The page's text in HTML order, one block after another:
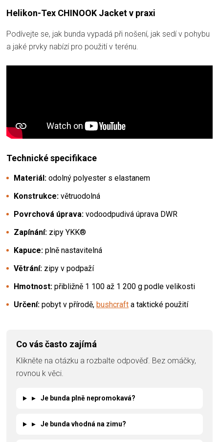
Helikon-Tex CHINOOK Jacket v praxi
Podívejte se, jak bunda vypadá při nošení, jak sedí v pohybu
a jaké prvky nabízí pro použití v terénu.
Technické specifikace
Materiál: odolný polyester s elastanem
Konstrukce: větruodolná
Povrchová úprava: vodoodpudivá úprava DWR
Zapínání: zipy YKK®
Kapuce: plně nastavitelná
Větrání: zipy v podpaží
Hmotnost: přibližně 1 100 až 1 200 g podle velikosti
Určení: pobyt v přírodě, bushcraft a taktické použití
Co vás často zajímá
Klikněte na otázku a rozbalte odpověď. Bez omáčky,
rovnou k věci.
▸ Je bunda plně nepromokavá?
▸ Je bunda vhodná na zimu?